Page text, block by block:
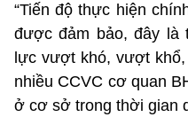
“Tiến độ thực hiện
được đảm bảo, đây là
lực vượt khó, vượt
nhiều CCVC cơ quan
ở cơ sở trong thời gian